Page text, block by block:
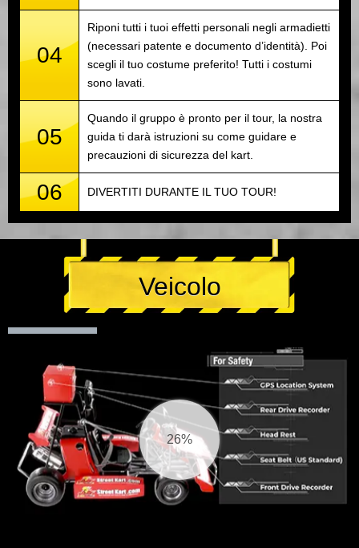
04
Riponi tutti i tuoi effetti personali negli armadietti
(necessari patente e documento d’identità). Poi
scegli il tuo costume preferito! Tutti i costumi
sono lavati.
05
Quando il gruppo è pronto per il tour, la nostra
guida ti darà istruzioni su come guidare e
precauzioni di sicurezza del kart.
06 DIVERTITI DURANTE IL TUO TOUR!
Veicolo
27%